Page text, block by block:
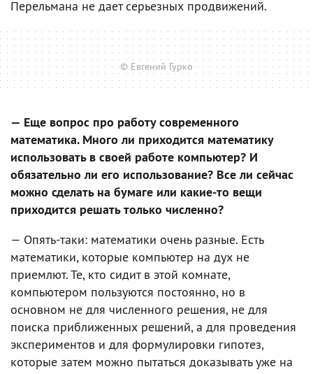
Перельмана не дает серьезных продвижений.
© Евгений Гурко
— Еще вопрос про работу современного
математика. Много ли приходится математику
использовать в своей работе компьютер? И
обязательно ли его использование? Все ли сейчас
можно сделать на бумаге или какие-то вещи
приходится решать только численно?
— Опять-таки: математики очень разные. Есть
математики, которые компьютер на дух не
приемлют. Те, кто сидит в этой комнате,
компьютером пользуются постоянно, но в
основном не для численного решения, не для
поиска приближенных решений, а для проведения
экспериментов и для формулировки гипотез,
которые затем можно пытаться доказывать уже на